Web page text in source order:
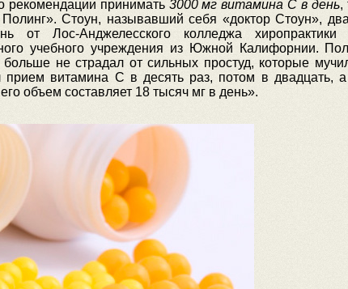
рекомендации принимать 3000 мг витамина С в день,
Стоун, называвший себя «доктор Стоун»,
от Лос-Анджелесского колледжа
учебного учреждения из Южной Калифорнии.
больше не страдал от сильных простуд, которые
прием витамина С в десять раз, потом в двадцать,
объем составляет 18 тысяч мг в день».